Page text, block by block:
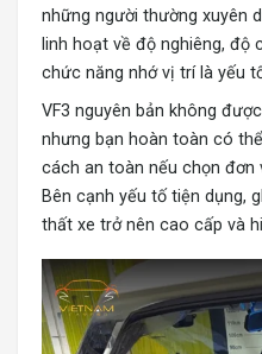
những người thường xuyên
linh hoạt về độ nghiêng,
chức năng nhớ vị trí là yếu
VF3 nguyên bản không
nhưng bạn hoàn toàn có
cách an toàn nếu chọn đơn
Bên cạnh yếu tố tiện dụng,
thất xe trở nên cao cấp và